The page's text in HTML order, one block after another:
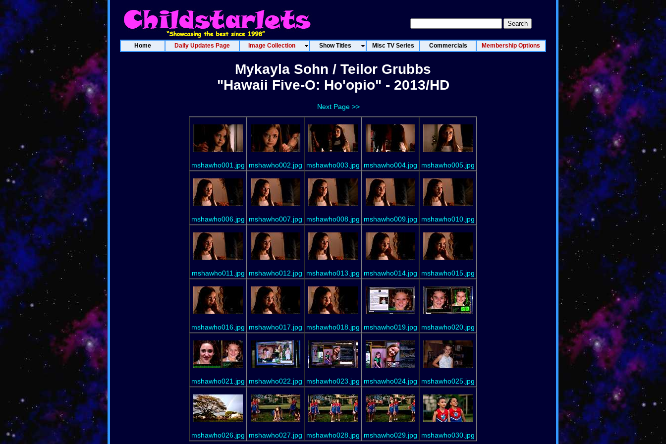
Home Daily Updates Page Image Collection Show Titles Misc TV Series Commercials Membership Options
Mykayla Sohn / Teilor Grubbs
"Hawaii Five-O: Ho'opio" - 2013/HD
Next Page >>
mshawho001.jpg mshawho002.jpg mshawho003.jpg mshawho004.jpg mshawho005.jpg
mshawho006.jpg mshawho007.jpg mshawho008.jpg mshawho009.jpg mshawho010.jpg
mshawho011.jpg mshawho012.jpg mshawho013.jpg mshawho014.jpg mshawho015.jpg
mshawho016.jpg mshawho017.jpg mshawho018.jpg mshawho019.jpg mshawho020.jpg
mshawho021.jpg mshawho022.jpg mshawho023.jpg mshawho024.jpg mshawho025.jpg
mshawho026.jpg mshawho027.jpg mshawho028.jpg mshawho029.jpg mshawho030.jpg